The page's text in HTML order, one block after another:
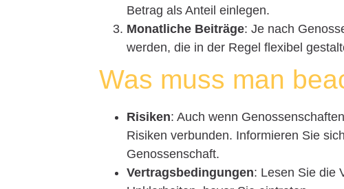
Betrag als Anteil einlegen.
Monatliche Beiträge: Je nach
werden, die in der Regel flexibel
Was muss man
Risiken: Auch wenn
Risiken verbunden. Informieren Sie
Genossenschaft.
Vertragsbedingungen: Lesen Sie die